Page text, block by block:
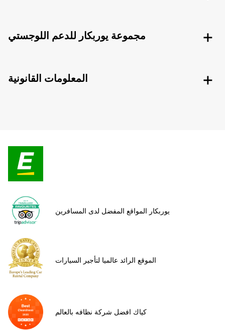
مجموعة يوربكار للدعم اللوجستي
المعلومات القانونية
يوربكار المواقع المفضل لدى المسافرين
الموقع الرائد عالميا لتأجير السيارات
كياك افضل شركة نظافه بالعالم